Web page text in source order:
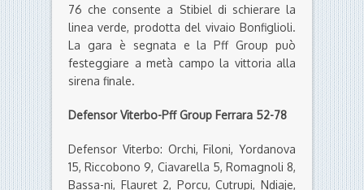
76 che consente a Stibiel di schierare la
linea verde, prodotta del vivaio Bonfiglioli.
La gara è segnata e la Pff Group può
festeggiare a metà campo la vittoria alla
sirena finale.
Defensor Viterbo-Pff Group Ferrara 52-78
Defensor Viterbo: Orchi, Filoni, Yordanova
15, Riccobono 9, Ciavarella 5, Romagnoli 8,
Bassa-ni, Flauret 2, Porcu, Cutrupi, Ndiaje,